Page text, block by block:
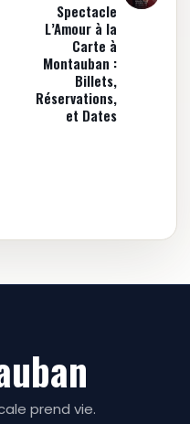
Spectacle
L’Amour à la
Carte à
Montauban :
Billets,
Réservations,
et Dates
prend vie.